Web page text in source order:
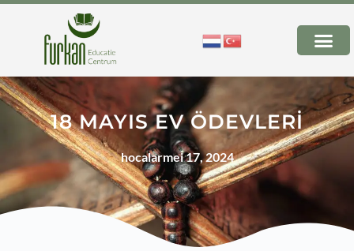
18 MAYIS EV ÖDEVLERİ
hocalarmei 17, 2024